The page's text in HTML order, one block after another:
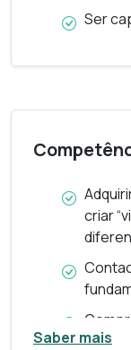
memória e o
Ser
criar
Saber mais